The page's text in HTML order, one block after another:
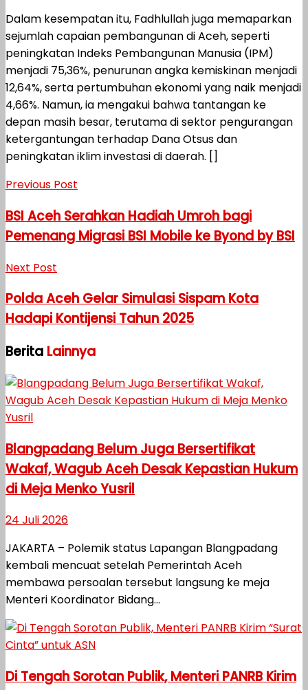
Dalam kesempatan itu, Fadhlullah juga memaparkan
sejumlah capaian pembangunan di Aceh, seperti
peningkatan Indeks Pembangunan Manusia (IPM)
menjadi 75,36%, penurunan angka kemiskinan menjadi
12,64%, serta pertumbuhan ekonomi yang naik menjadi
4,66%. Namun, ia mengakui bahwa tantangan ke
depan masih besar, terutama di sektor pengurangan
ketergantungan terhadap Dana Otsus dan
peningkatan iklim investasi di daerah. []
Previous Post
BSI Aceh Serahkan Hadiah Umroh bagi
Pemenang Migrasi BSI Mobile ke Byond by BSI
Next Post
Polda Aceh Gelar Simulasi Sispam Kota
Hadapi Kontijensi Tahun 2025
Berita Lainnya
Blangpadang Belum Juga Bersertifikat
Wakaf, Wagub Aceh Desak Kepastian Hukum
di Meja Menko Yusril
24 Juli 2026
JAKARTA – Polemik status Lapangan Blangpadang
kembali mencuat setelah Pemerintah Aceh
membawa persoalan tersebut langsung ke meja
Menteri Koordinator Bidang...
Di Tengah Sorotan Publik, Menteri PANRB Kirim